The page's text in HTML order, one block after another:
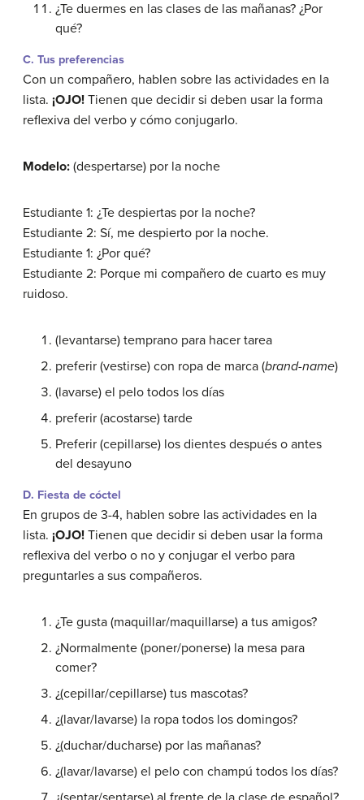
¿Te duermes en las clases de las mañanas? ¿Por
qué?
C. Tus preferencias
Con un compañero, hablen sobre las actividades en la
lista. ¡OJO! Tienen que decidir si deben usar la forma
reflexiva del verbo y cómo conjugarlo.
Modelo: (despertarse) por la noche
Estudiante 1: ¿Te despiertas por la noche?
Estudiante 2: Sí, me despierto por la noche.
Estudiante 1: ¿Por qué?
Estudiante 2: Porque mi compañero de cuarto es muy
ruidoso.
(levantarse) temprano para hacer tarea
preferir (vestirse) con ropa de marca (brand-name)
(lavarse) el pelo todos los días
preferir (acostarse) tarde
Preferir (cepillarse) los dientes después o antes
del desayuno
D. Fiesta de cóctel
En grupos de 3-4, hablen sobre las actividades en la
lista. ¡OJO! Tienen que decidir si deben usar la forma
reflexiva del verbo o no y conjugar el verbo para
preguntarles a sus compañeros.
¿Te gusta (maquillar/maquillarse) a tus amigos?
¿Normalmente (poner/ponerse) la mesa para
comer?
¿(cepillar/cepillarse) tus mascotas?
¿(lavar/lavarse) la ropa todos los domingos?
¿(duchar/ducharse) por las mañanas?
¿(lavar/lavarse) el pelo con champú todos los días?